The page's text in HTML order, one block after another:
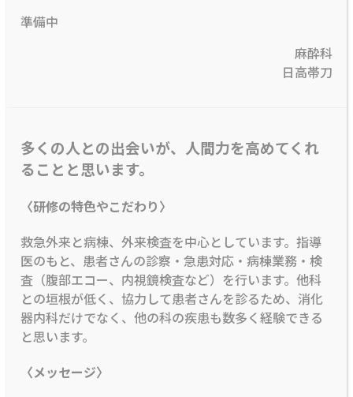
準備中
麻酔科
日高帯刀
多くの人との出会いが、人間力を高めてくれ
ることと思います。
〈研修の特色やこだわり〉
救急外来と病棟、外来検査を中心としています。指導
医のもと、患者さんの診察・急患対応・病棟業務・検
査（腹部エコー、内視鏡検査など）を行います。他科
との垣根が低く、協力して患者さんを診るため、消化
器内科だけでなく、他の科の疾患も数多く経験できる
と思います。
〈メッセージ〉